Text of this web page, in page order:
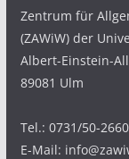
Zentrum für
(ZAWiW) der
Albert-Einstein-
89081 Ulm
Tel.: 0731/50-
E-Mail: